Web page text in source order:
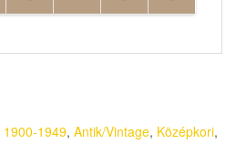
1900-1949, Antik/Vintage, Középkori,